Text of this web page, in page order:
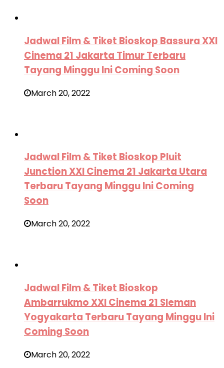
Jadwal Film & Tiket Bioskop Bassura XXI
Cinema 21 Jakarta Timur Terbaru
Tayang Minggu Ini Coming Soon
March 20, 2022
Jadwal Film & Tiket Bioskop Pluit
Junction XXI Cinema 21 Jakarta Utara
Terbaru Tayang Minggu Ini Coming
Soon
March 20, 2022
Jadwal Film & Tiket Bioskop
Ambarrukmo XXI Cinema 21 Sleman
Yogyakarta Terbaru Tayang Minggu Ini
Coming Soon
March 20, 2022